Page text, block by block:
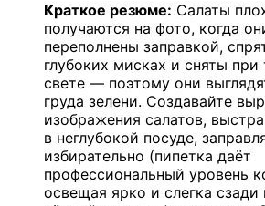
Краткое резюме: Салаты
получаются на фото, когда
переполнены заправкой,
глубоких мисках и сняты при
свете — поэтому они
груда зелени. Создавайте
изображения салатов,
в неглубокой посуде,
избирательно (пипетка даёт
профессиональный уровень
освещая ярко и слегка сзади